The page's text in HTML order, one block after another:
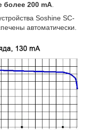
более 200 mA.
Soshine SC-
автоматически.